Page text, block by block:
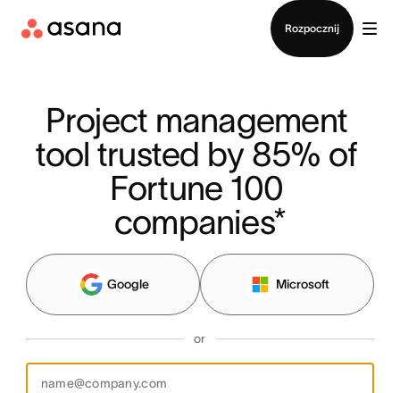
Rozpocznij
Project management
tool trusted by 85% of
Fortune 100
companies*
Google Microsoft
or